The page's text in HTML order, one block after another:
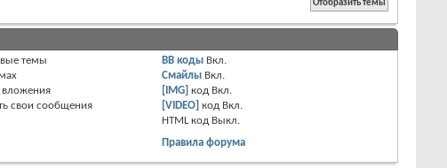
темы
вложения
свои сообщения
BB коды Вкл.
Смайлы Вкл.
[IMG] код Вкл.
[VIDEO] код Вкл.
HTML код Выкл.
Правила форума